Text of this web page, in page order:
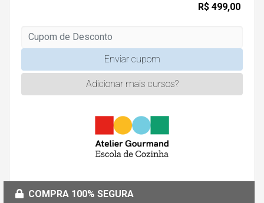
R$ 499,00
Enviar cupom
Adicionar mais cursos?
COMPRA 100% SEGURA